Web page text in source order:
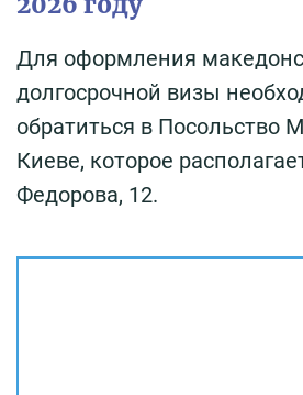
Для оформления
долгосрочной визы
обратиться в Посольство
Киеве, которое
Федорова, 12.